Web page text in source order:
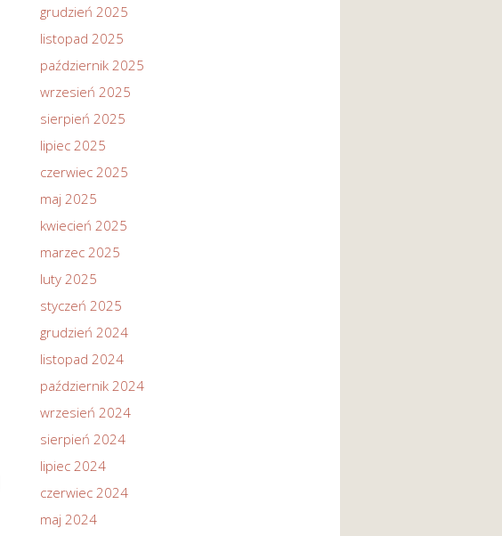
grudzień 2025
listopad 2025
październik 2025
wrzesień 2025
sierpień 2025
lipiec 2025
czerwiec 2025
maj 2025
kwiecień 2025
marzec 2025
luty 2025
styczeń 2025
grudzień 2024
listopad 2024
październik 2024
wrzesień 2024
sierpień 2024
lipiec 2024
czerwiec 2024
maj 2024